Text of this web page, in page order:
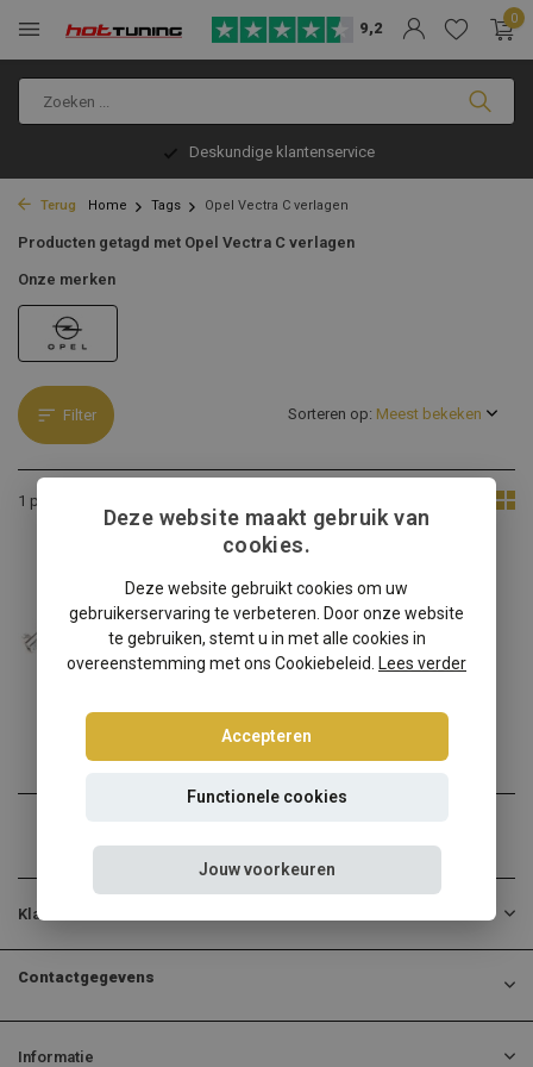
9,2
0
Deskundige klantenservice
Terug Home Tags Opel Vectra C verlagen
Producten getagd met Opel Vectra C verlagen
Onze merken
Filter
1 product
Sorteren op:
Opel Vectra C schroefset
Opel Vectra C? Kies dan v...
€314,95
Klantenservice
Contactgegevens
Informatie
Deze website maakt gebruik van
cookies.
Deze website gebruikt cookies om uw
gebruikerservaring te verbeteren. Door onze website
te gebruiken, stemt u in met alle cookies in
overeenstemming met ons Cookiebeleid.
Lees verder
Accepteren
Functionele cookies
Jouw voorkeuren